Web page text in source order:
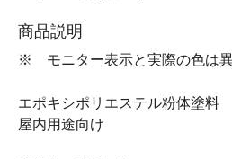
商品説明
※ モニター表示と実際の色は
エポキシポリエステル粉体塗料
屋内用途向け